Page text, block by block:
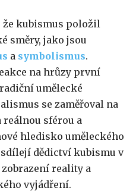
že kubismus položil
směry, jako jsou
a symbolismus.
na hrůzy první
umělecké
se zaměřoval na
sférou a
hledisko uměleckého
dědictví kubismu v
reality a
vyjádření.